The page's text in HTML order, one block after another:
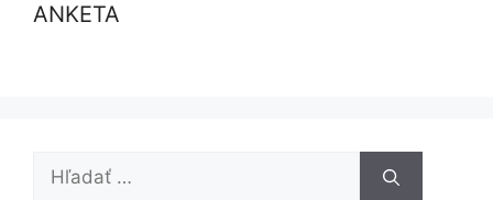
ANKETA
Hľadať: